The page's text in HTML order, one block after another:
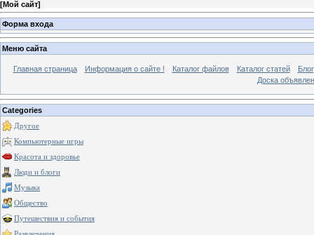
[Мой сайт]
Форма входа
Меню сайта
Главная страница Информация о сайте ! Каталог файлов Каталог статей
Блог
Доска
Categories
Другое
Компьютерные игры
Красота и здоровье
Люди и блоги
Музыка
Общество
Путешествия и события